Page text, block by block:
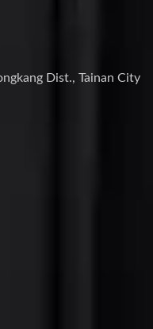
Dist., Tainan City